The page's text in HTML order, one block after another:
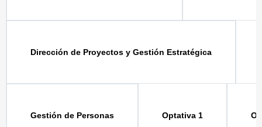
Dirección de Proyectos y Gestión Estratégica
Gestión de Personas Optativa 1